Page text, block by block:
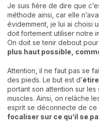
Je suis fière de dire que
méthode ainsi, car elle
évidemment, je lui ai choisi
doitfortement utiliser notre
On doit se tenir debout pour
plus haut possible,
Attention, il ne faut pas se
des pieds. Le but est d’
portant son attention sur les
muscles. Ainsi, on relâche
esprit se déconnecte de
focaliser sur ce qu’il se